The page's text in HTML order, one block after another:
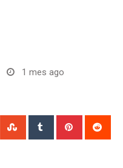
1 mes ago
WhatsappStumbleUpon
Tumblr Pinterest